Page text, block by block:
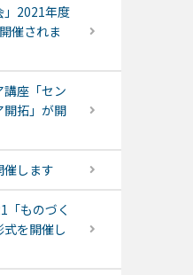
」2021年度
催されま
座「セン
開拓」が開
催します
「ものづく
式を開催し